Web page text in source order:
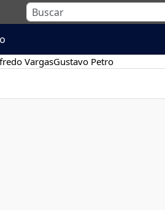
VargasGustavo Petro